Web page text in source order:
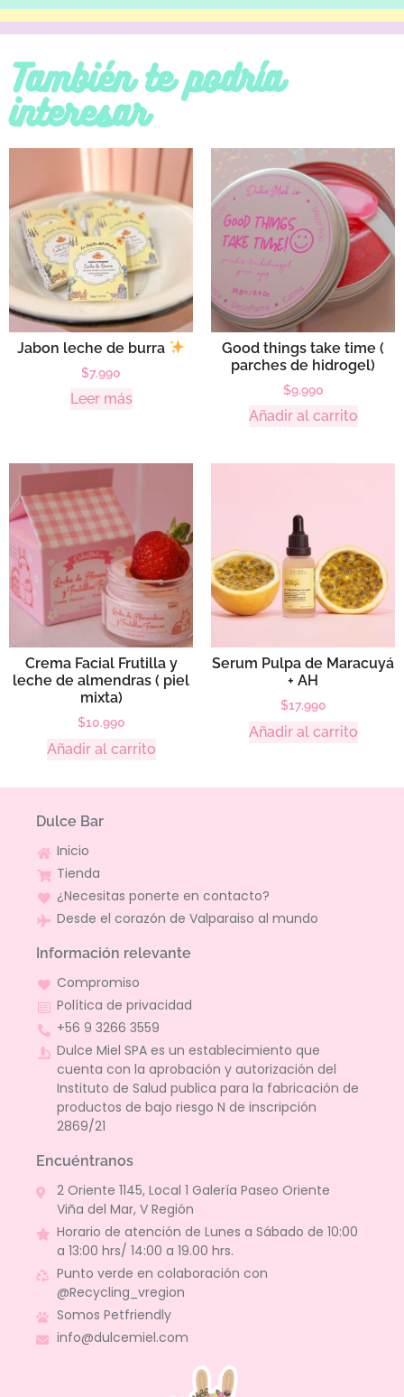
También te podría
interesar
Jabon leche de burra
$7.990
Leer más
Good things take time (
parches de hidrogel)
$9.990
Añadir al carrito
Crema Facial Frutilla y
leche de almendras ( piel
mixta)
$10.990
Añadir al carrito
Serum Pulpa de Maracuyá
+ AH
$17.990
Añadir al carrito
Dulce Bar
Inicio
Tienda
¿Necesitas ponerte en contacto?
Desde el corazón de Valparaiso al mundo
Información relevante
Compromiso
Política de privacidad
+56 9 3266 3559
Dulce Miel SPA es un establecimiento que
cuenta con la aprobación y autorización del
Instituto de Salud publica para la fabricación de
productos de bajo riesgo N de inscripción
2869/21
Encuéntranos
2 Oriente 1145, Local 1 Galería Paseo Oriente
Viña del Mar, V Región
Horario de atención de Lunes a Sábado de 10:00
a 13:00 hrs/ 14:00 a 19.00 hrs.
Punto verde en colaboración con
@Recycling_vregion
Somos Petfriendly
info@dulcemiel.com